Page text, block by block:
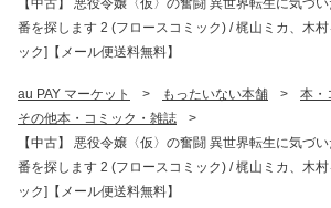
【中古】 悪役令嬢〈仮〉の奮闘 異世界転生に気づ
番を探します 2 (フロースコミック) / 梶山ミカ、木村
ック]【メール便送料無料】
au PAY マーケット > もったいない本舗 > 本・
その他本・コミック・雑誌
>
【中古】 悪役令嬢〈仮〉の奮闘 異世界転生に気づ
番を探します 2 (フロースコミック) / 梶山ミカ、木村
ック]【メール便送料無料】